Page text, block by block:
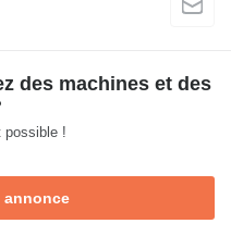
des machines et des
possible !
annonce